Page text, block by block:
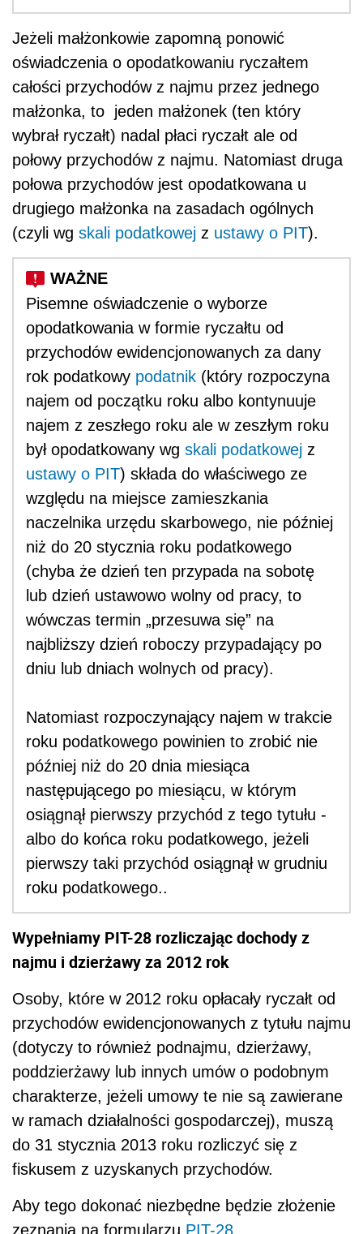
Jeżeli małżonkowie zapomną ponowić
oświadczenia o opodatkowaniu ryczałtem
całości przychodów z najmu przez jednego
małżonka, to jeden małżonek (ten który
wybrał ryczałt) nadal płaci ryczałt ale od
połowy przychodów z najmu. Natomiast druga
połowa przychodów jest opodatkowana u
drugiego małżonka na zasadach ogólnych
(czyli wg skali podatkowej z ustawy o PIT).
Pisemne oświadczenie o wyborze
opodatkowania w formie ryczałtu od
przychodów ewidencjonowanych za dany
rok podatkowy podatnik (który rozpoczyna
najem od początku roku albo kontynuuje
najem z zeszłego roku ale w zeszłym roku
był opodatkowany wg skali podatkowej z
ustawy o PIT) składa do właściwego ze
względu na miejsce zamieszkania
naczelnika urzędu skarbowego, nie później
niż do 20 stycznia roku podatkowego
(chyba że dzień ten przypada na sobotę
lub dzień ustawowo wolny od pracy, to
wówczas termin „przesuwa się” na
najbliższy dzień roboczy przypadający po
dniu lub dniach wolnych od pracy).
Natomiast rozpoczynający najem w trakcie
roku podatkowego powinien to zrobić nie
później niż do 20 dnia miesiąca
następującego po miesiącu, w którym
osiągnął pierwszy przychód z tego tytułu -
albo do końca roku podatkowego, jeżeli
pierwszy taki przychód osiągnął w grudniu
roku podatkowego..
Wypełniamy PIT-28 rozliczając dochody z
najmu i dzierżawy za 2012 rok
Osoby, które w 2012 roku opłacały ryczałt od
przychodów ewidencjonowanych z tytułu najmu
(dotyczy to również podnajmu, dzierżawy,
poddzierżawy lub innych umów o podobnym
charakterze, jeżeli umowy te nie są zawierane
w ramach działalności gospodarczej), muszą
do 31 stycznia 2013 roku rozliczyć się z
fiskusem z uzyskanych przychodów.
Aby tego dokonać niezbędne będzie złożenie
zeznania na formularzu PIT-28